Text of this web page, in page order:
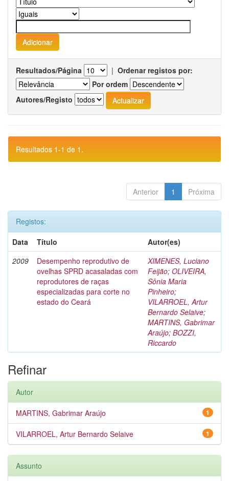
Resultados/Página | Ordenar registos por:
Por ordem
Autores/Registo
Resultados 1-1 de 1.
Anterior 1 Próxima
Registos:
Data
Título
Autor(es)
2009
Desempenho reprodutivo de
ovelhas SPRD acasaladas com
reprodutores de raças
especializadas para corte no
estado do Ceará
XIMENES, Luciano
Feijão; OLIVEIRA,
Sônia Maria
Pinheiro;
VILARROEL, Artur
Bernardo Selaive;
MARTINS, Gabrimar
Araújo; BOZZI,
Riccardo
Refinar
Autor
1
MARTINS, Gabrimar Araújo
1
VILARROEL, Artur Bernardo Selaive
Assunto